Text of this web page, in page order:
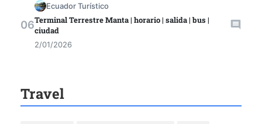
Ecuador Turístico
Terminal Terrestre Manta | horario | salida | bus |
ciudad
2/01/2026
Travel